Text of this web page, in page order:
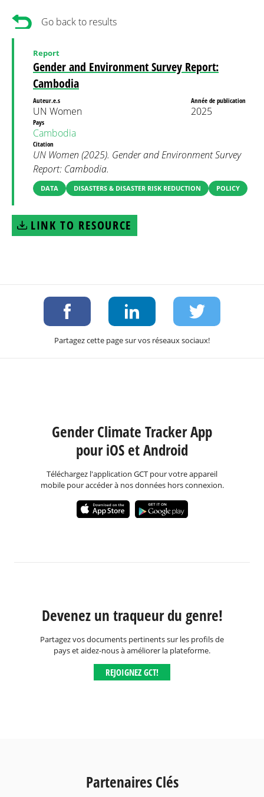
Go back to results
Gender and Environment Survey Report:
Cambodia
Report
Auteur.e.s
UN Women
Année de publication
2025
Pays
Cambodia
Citation
UN Women (2025). Gender and Environment Survey
Report: Cambodia.
DATA DISASTERS & DISASTER RISK REDUCTION POLICY
LINK TO RESOURCE
Partagez cette page sur vos réseaux sociaux!
Gender Climate Tracker App
pour iOS et Android
Téléchargez l'application GCT pour votre appareil
mobile pour accéder à nos données hors connexion.
Devenez un traqueur du genre!
Partagez vos documents pertinents sur les profils de
pays et aidez-nous à améliorer la plateforme.
REJOIGNEZ GCT!
Partenaires Clés